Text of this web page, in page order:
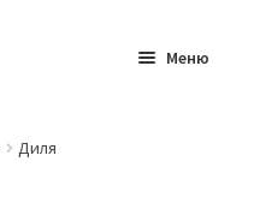
Меню
Диля